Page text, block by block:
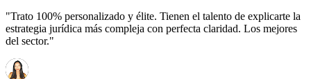
"Trato 100% personalizado y élite. Tienen el talento de explicarte la
estrategia jurídica más compleja con perfecta claridad. Los mejores
del sector."